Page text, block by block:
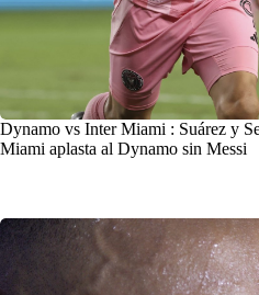
Dynamo vs Inter Miami : Suárez y
Miami aplasta al Dynamo sin Messi